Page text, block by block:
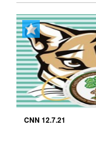
CNN 12.7.21